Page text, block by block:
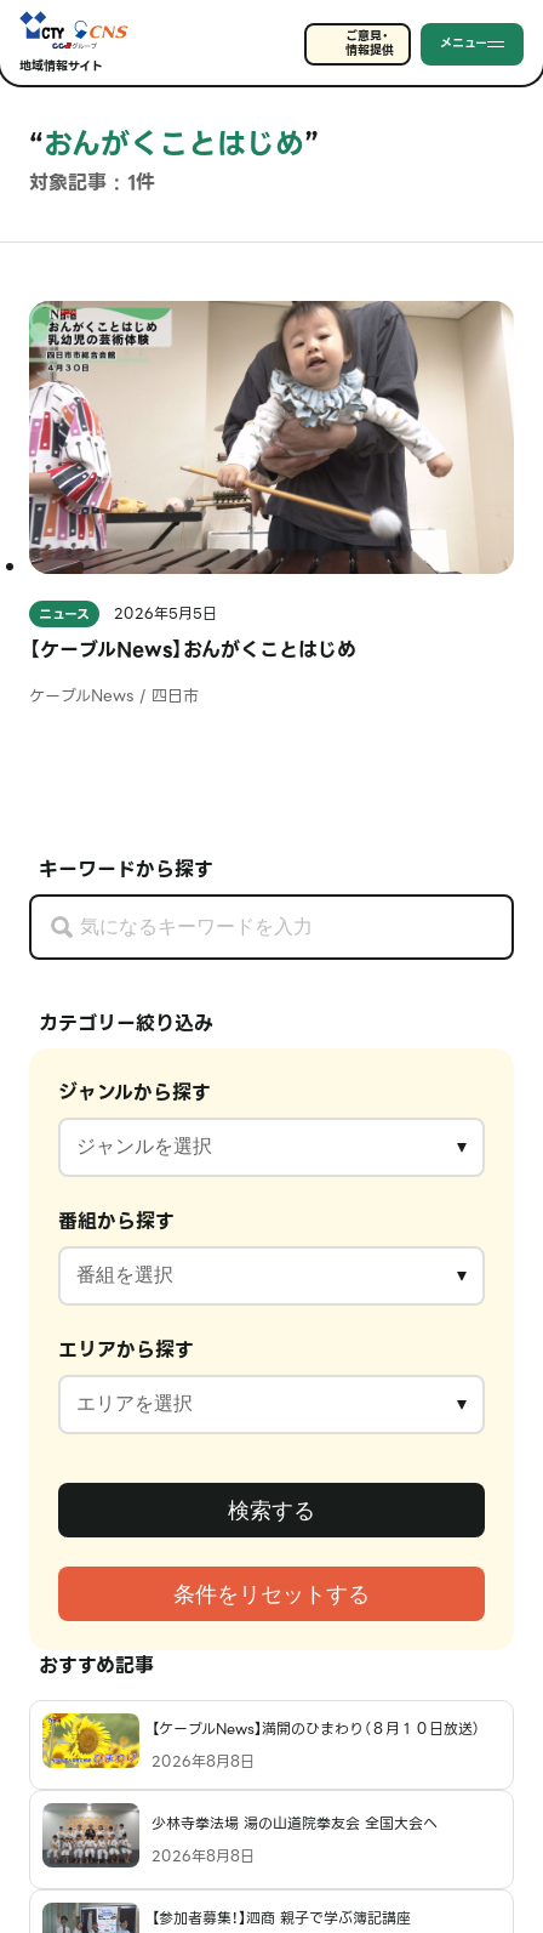
地域情報サイト
ご意見・
情報提供 メニュー
“おんがくことはじめ”
対象記事 : 1件
キーワードから探す
カテゴリー絞り込み
ジャンルから探す
番組から探す
エリアから探す
おすすめ記事
【ケーブルNews】満開のひまわり（８月１０日放送）
2026年8月8日
少林寺拳法場 湯の山道院拳友会 全国大会へ
2026年8月8日
【参加者募集！】泗商 親子で学ぶ簿記講座
ニュース 2026年5月5日
【ケーブルNews】おんがくことはじめ
ケーブルNews / 四日市